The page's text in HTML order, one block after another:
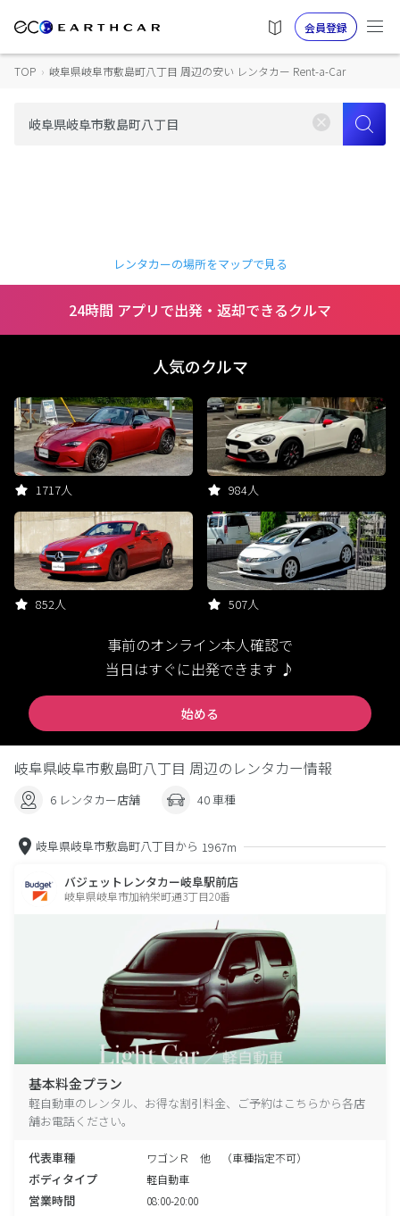
会員登録
TOP › 岐阜県岐阜市敷島町八丁目 周辺の安い レンタカー Rent-a-Car
レンタカーの場所をマップで見る
24時間 アプリで出発・返却できるクルマ
人気のクルマ
1717人 984人
852人 507人
事前のオンライン本人確認で
当日はすぐに出発できます ♪
始める
岐阜県岐阜市敷島町八丁目 周辺のレンタカー情報
6 レンタカー店舗 40 車種
岐阜県岐阜市敷島町八丁目から 1967m
バジェットレンタカー岐阜駅前店
岐阜県岐阜市加納栄町通3丁目20番
基本料金プラン
軽自動車のレンタル、お得な割引料金、ご予約はこちらから各店
舗お電話ください。
代表車種 ワゴンＲ 他 （車種指定不可）
ボディタイプ 軽自動車
営業時間 08:00-20:00